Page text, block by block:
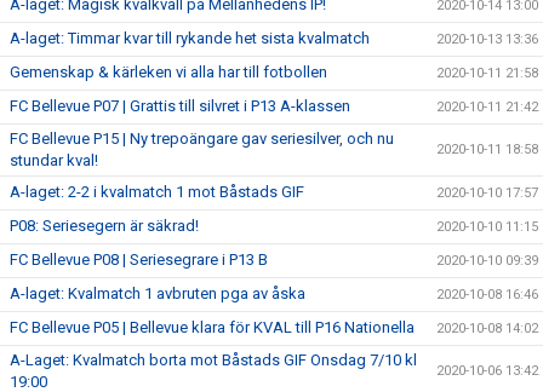
A-laget: Magisk kvalkväll på Mellanhedens IP! 2020-10-14 13:00
A-laget: Timmar kvar till rykande het sista kvalmatch 2020-10-13 13:36
Gemenskap & kärleken vi alla har till fotbollen 2020-10-11 21:58
FC Bellevue P07 | Grattis till silvret i P13 A-klassen 2020-10-11 21:42
FC Bellevue P15 | Ny trepoängare gav seriesilver, och nu
stundar kval!
2020-10-11 18:58
A-laget: 2-2 i kvalmatch 1 mot Båstads GIF 2020-10-10 17:57
P08: Seriesegern är säkrad! 2020-10-10 11:15
FC Bellevue P08 | Seriesegrare i P13 B 2020-10-10 09:39
A-laget: Kvalmatch 1 avbruten pga av åska 2020-10-08 16:46
FC Bellevue P05 | Bellevue klara för KVAL till P16 Nationella 2020-10-08 14:02
A-Laget: Kvalmatch borta mot Båstads GIF Onsdag 7/10 kl
19:00
2020-10-06 13:42